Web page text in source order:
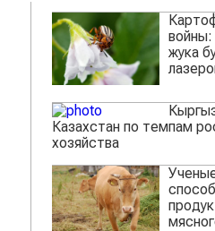
войны:
жука
Казахстан по темпам
хозяйства